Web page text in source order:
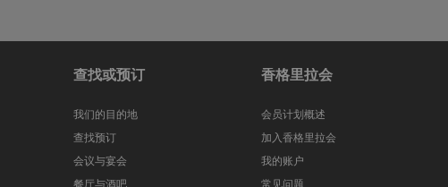
查找或预订
我们的目的地
查找预订
会议与宴会
餐厅与酒吧
香格里拉会
会员计划概述
加入香格里拉会
我的账户
常见问题